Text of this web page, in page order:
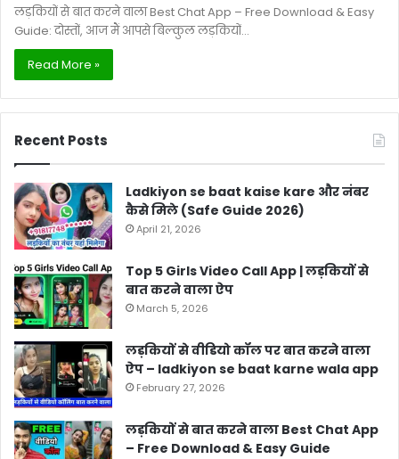
लड़कियों से बात करने वाला Best Chat App – Free Download & Easy
Guide: दोस्तों, आज मैं आपसे बिल्कुल लड़कियों…
Read More »
Recent Posts
Ladkiyon se baat kaise kare और नंबर
कैसे मिले (Safe Guide 2026)
April 21, 2026
Top 5 Girls Video Call App | लड़कियों से
बात करने वाला ऐप
March 5, 2026
लड़कियों से वीडियो कॉल पर बात करने वाला
ऐप – ladkiyon se baat karne wala app
February 27, 2026
लड़कियों से बात करने वाला Best Chat App
– Free Download & Easy Guide